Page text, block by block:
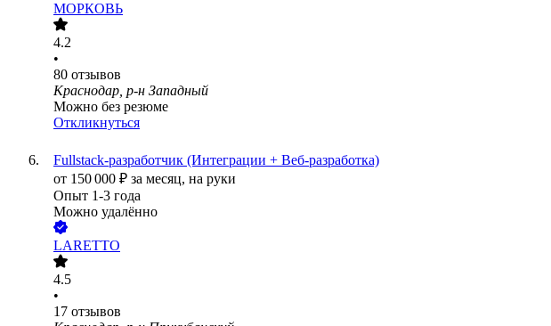
МОРКОВЬ
4.2
•
80 отзывов
Краснодар, р-н Западный
Можно без резюме
Откликнуться
Fullstack-разработчик (Интеграции + Веб-разработка)
от 150 000 ₽ за месяц, на руки
Опыт 1-3 года
Можно удалённо
LARETTO
4.5
•
17 отзывов